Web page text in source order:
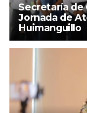
Secretaría de
Jornada de
Huimanguillo